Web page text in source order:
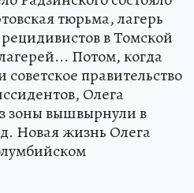
тюрьма, лагерь
в Томской
Потом, когда
правительство
Олега
зоны вышвырнули в
Новая жизнь Олега